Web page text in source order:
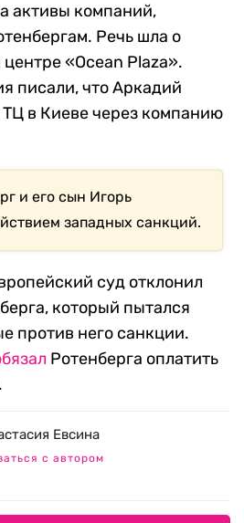
активы компаний,
Речь шла о
«Ocean Plaza».
писали, что Аркадий
ТЦ в Киеве через компанию
и его сын Игорь
западных санкций.
суд отклонил
который пытался
против него санкции.
Ротенберга оплатить
Евсина
с автором